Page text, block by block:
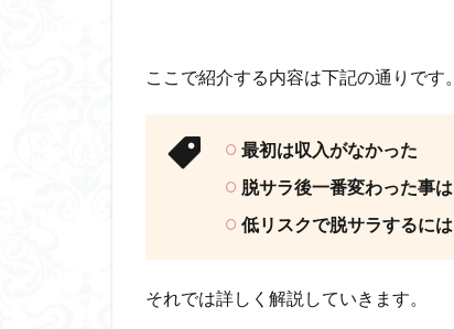
ここで紹介する内容は下記の通りです。
最初は収入がなかった
脱サラ後一番変わった事は
低リスクで脱サラするには
それでは詳しく解説していきます。